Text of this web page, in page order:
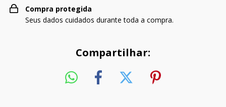
Compra protegida
Seus dados cuidados durante toda a compra.
Compartilhar: